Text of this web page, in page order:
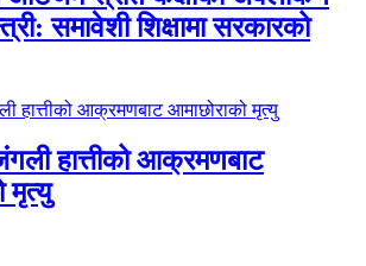
समावेशी शिक्षामा सरकारको
हात्तीको आक्रमणबाट
मृत्यु